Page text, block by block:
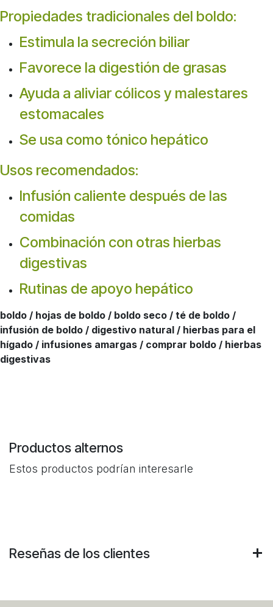
Propiedades tradicionales del boldo:
Estimula la secreción biliar
Favorece la digestión de grasas
Ayuda a aliviar cólicos y malestares
estomacales
Se usa como tónico hepático
Usos recomendados:
Infusión caliente después de las
comidas
Combinación con otras hierbas
digestivas
Rutinas de apoyo hepático
boldo / hojas de boldo / boldo seco / té de boldo /
infusión de boldo / digestivo natural / hierbas para el
hígado / infusiones amargas / comprar boldo / hierbas
digestivas
Productos alternos
Estos productos podrían interesarle
Reseñas de los clientes